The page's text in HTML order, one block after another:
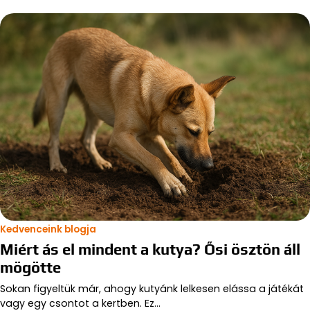
Kedvenceink blogja
Miért ás el mindent a kutya? Ősi ösztön áll
mögötte
Sokan figyeltük már, ahogy kutyánk lelkesen elássa a játékát
vagy egy csontot a kertben. Ez…